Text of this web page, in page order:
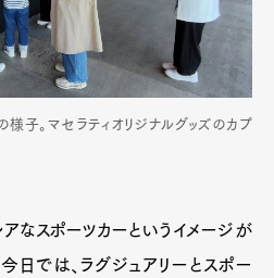
様子。マセラティオリジナルグッズのカプ
なスポーツカーというイメージが
日では、ラグジュアリーとスポー